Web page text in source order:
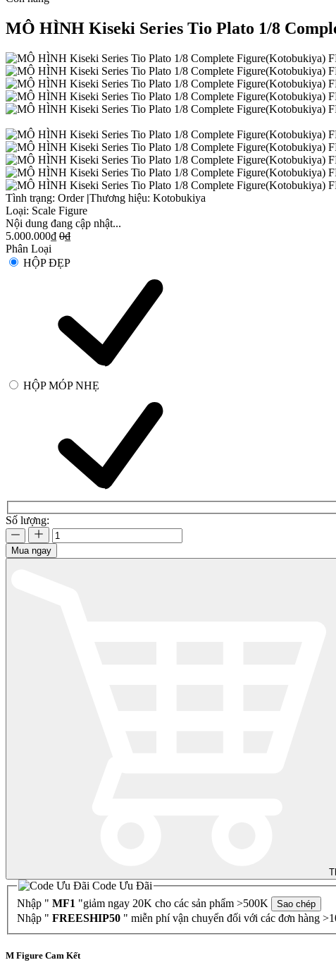
MÔ HÌNH Kiseki Series Tio Plato 1/8
Tình trạng: Order |Thương hiệu: Kotobukiya
Loại: Scale Figure
Nội dung đang cập nhật...
5.000.000₫ 0₫
Phân Loại
HỘP ĐẸP
HỘP MÓP NHẸ
Số lượng:
Mua ngay
Code Ưu Đãi
Nhập " MF1 "giảm ngay 20K cho các sản phẩm >500K Sao chép
Nhập " FREESHIP50 " miễn phí vận chuyển đối với các đơn hàng
M Figure Cam Kết